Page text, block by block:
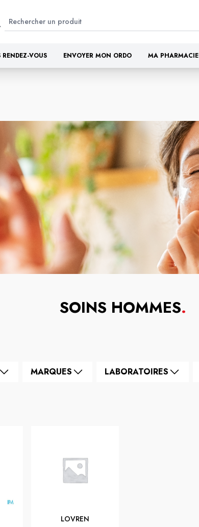
RENDEZ-VOUS ENVOYER MON ORDO MA PHARMACIE
SOINS HOMMES.
MARQUES LABORATOIRES
LOVREN